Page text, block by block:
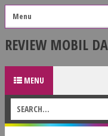
REVIEW MOBIL
MENU